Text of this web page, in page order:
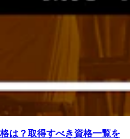
は？取得すべき資格一覧を